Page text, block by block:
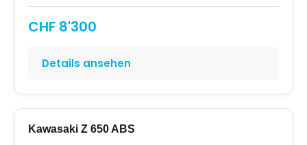
CHF 8'300
Details ansehen
Kawasaki Z 650 ABS